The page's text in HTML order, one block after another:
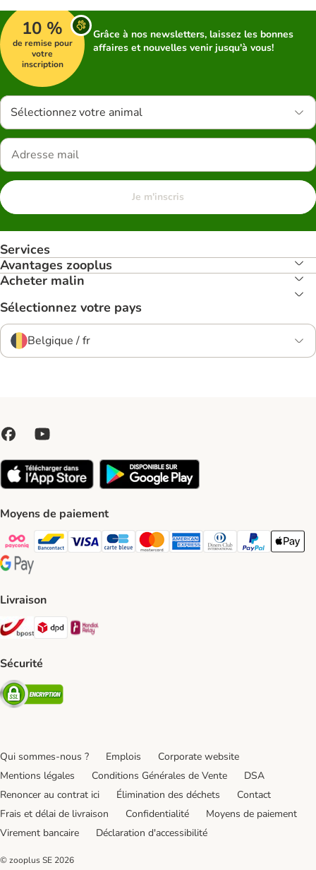
10 %
de remise pour
votre
inscription
Grâce à nos newsletters, laissez les bonnes
affaires et nouvelles venir jusqu'à vous!
Sélectionnez votre animal
Je m'inscris
Services
Avantages zooplus
Acheter malin
Sélectionnez votre pays
Belgique / fr
Moyens de paiement
Payconiq Payment Method
bancontact Payment Method
Visa Payment Method
carte bleue Payment Method
Master card Payment Method
American express Payment
Diners club Payment
Paypal Payment
Apple
Google Pay Payment Method
Livraison
Bpost Shipping Method
DPD Shipping Method
Sécurité
Security
Qui sommes-nous ? Emplois
Corporate website
Mentions légales
Conditions Générales de Vente
DSA
Renoncer au contrat ici
Élimination des déchets
Contact
Frais et délai de livraison
Confidentialité
Moyens de paiement
Virement bancaire
Déclaration d'accessibilité
© zooplus SE 2026